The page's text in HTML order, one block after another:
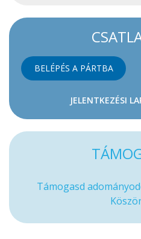
BELÉPÉS A PÁRTBA
JELENTKEZÉSI
Támogasd